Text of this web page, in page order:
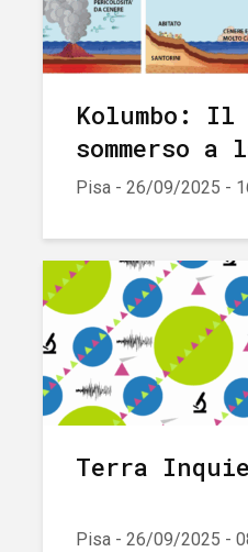
Kolumbo: Il
sommerso
Pisa - 26/09/2025 -
Terra
Pisa - 26/09/2025 -